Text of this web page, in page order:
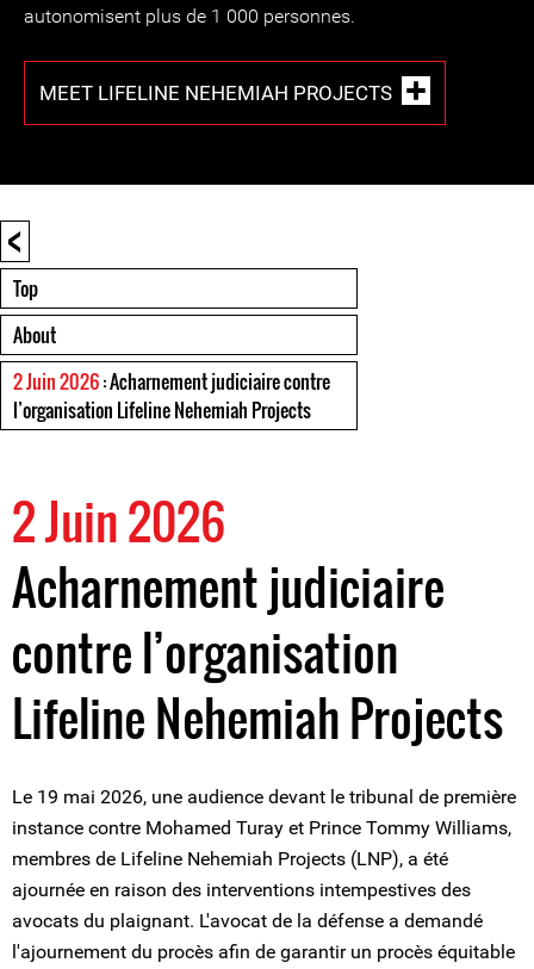
autonomisent plus de 1 000 personnes.
MEET LIFELINE NEHEMIAH PROJECTS
<
Top
About
2 Juin 2026: Acharnement judiciaire contre
l’organisation Lifeline Nehemiah Projects
2 Juin 2026
Acharnement judiciaire
contre l’organisation
Lifeline Nehemiah Projects
Le 19 mai 2026, une audience devant le tribunal de première
instance contre Mohamed Turay et Prince Tommy Williams,
membres de Lifeline Nehemiah Projects (LNP), a été
ajournée en raison des interventions intempestives des
avocats du plaignant. L'avocat de la défense a demandé
l'ajournement du procès afin de garantir un procès équitable